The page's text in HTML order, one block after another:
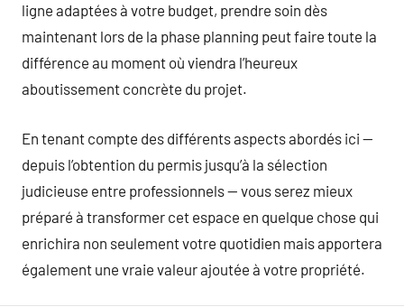
ligne adaptées à votre budget, prendre soin dès
maintenant lors de la phase planning peut faire toute la
différence au moment où viendra l’heureux
aboutissement concrète du projet.
En tenant compte des différents aspects abordés ici —
depuis l’obtention du permis jusqu’à la sélection
judicieuse entre professionnels — vous serez mieux
préparé à transformer cet espace en quelque chose qui
enrichira non seulement votre quotidien mais apportera
également une vraie valeur ajoutée à votre propriété.